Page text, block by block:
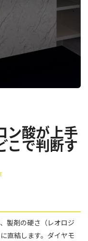
ン酸が上手
こで判断す
製剤の硬さ（レオロジ
直結します。ダイヤモ